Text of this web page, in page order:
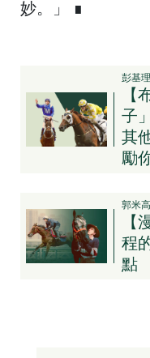
妙。」 ∎
彭基理
子
其
勵
郭米高
程
點